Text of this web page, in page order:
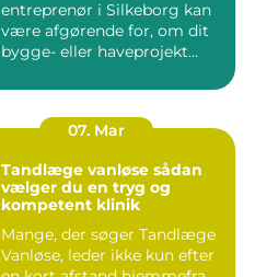
entreprenør i Silkeborg kan
være afgørende for, om dit
bygge- eller haveprojekt...
07. Mar
Tandlæge vanløse sådan
vælger du en tryg og
kompetent klinik
Mange, der søger Tandlæge
Vanløse, leder ikke kun efter